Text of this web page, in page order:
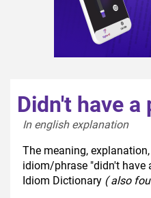
Didn't have
In english explanation
The meaning,
idiom/phrase "didn't have
Idiom Dictionary ( also